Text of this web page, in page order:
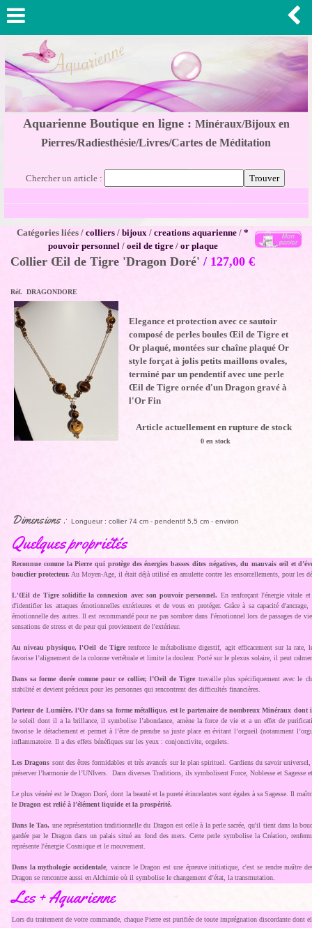
Aquarienne Boutique en ligne : Minéraux/Bijoux en
Pierres/Radiesthésie/Livres/Cartes de Méditation
Chercher un article :
Catégories liées / colliers / bijoux / creations aquarienne / *
pouvoir personnel/ oeil de tigre/ or plaque
Collier Œil de Tigre 'Dragon Doré' / 127,00 €
Réf. DRAGONDORE
Elegance et protection avec ce sautoir
composé de perles boules Œil de Tigre et
Or plaqué, montées sur chaîne plaqué Or
style forçat à jolis petits maillons ovales,
terminé par un pendentif avec une perle
Œil de Tigre ornée d'un Dragon gravé à
l'Or Fin
Article actuellement en rupture de stock
0 en stock
Dimensions : Longueur : collier 74 cm - pendentif 5,5 cm - environ
Quelques propriétés
Reconnue comme la Pierre qui protège des énergies basses dites négatives, du mauvais œil et
bouclier protecteur. Au Moyen-Age, il était déjà utilisé en amulette contre les ensorcellements, pour les
L'Œil de Tigre solidifie la connexion avec son pouvoir personnel. En renforçant l'énergie vitale
d'identifier les attaques émotionnelles extérieures et de vous en protéger. Grâce à sa capacité
émotionnelle des autres. Il est recommandé pour ne pas sombrer dans l'émotionnel lors de passages de
sensations de stress et de peur qui proviennent de l'extérieur.
Au niveau physique, l'Oeil de Tigrerenforce le métabolisme digestif, agit efficacement sur la
favorise l’alignement de la colonne vertébrale et limite la douleur. Porté sur le plexus solaire, il peut
Dans sa forme dorée comme pour ce collier, l’Oeil de Tigre travaille plus spécifiquement avec le
stabilité et devient précieux pour les personnes qui rencontrent des difficultés financières.
Porteur de Lumière, l’Or dans sa forme métallique, est le partenaire de nombreux Minéraux
le soleil dont il a la brillance, il symbolise l’abondance, amène la force de vie et a un effet de
favorise le détachement et permet à l’être de prendre sa juste place en évitant l’orgueil (notamment
inflammatoire. Il a des effets bénéfiques sur les yeux : conjonctivite, orgelets.
Les Dragons sont des êtres formidables et très avancés sur le plan spirituel. Gardiens du savoir
préserver l’harmonie de l’UNIvers. Dans diverses Traditions, ils symbolisent Force, Noblesse et Sagesse
Le plus vénéré est le Dragon Doré, dont la beauté et la pureté étincelantes sont égales à sa Sagesse. Il
le Dragon est relié à l’élément liquide et la prospérité.
Dans le Tao, une représentation traditionnelle du Dragon est celle à la perle sacrée, qu'il tient dans la
gardée par le Dragon dans un palais situé au fond des mers. Cette perle symbolise la Création,
représente l'énergie Cosmique et le mouvement.
Dans la mythologie occidentale , vaincre le Dragon est une épreuve initiatique, c'est se rendre maître
Dragon se rencontre aussi en Alchimie où il symbolise le changement d’état, la transmutation.
Les + Aquarienne
Lors du traitement de votre commande, chaque Pierre est purifiée de toute imprégnation discordante dont